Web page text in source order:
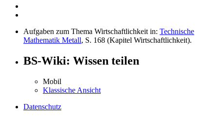
Aufgaben zum Thema Wirtschaftlichkeit in: Technische
Mathematik Metall, S. 168 (Kapitel Wirtschaftlichkeit).
BS-Wiki: Wissen teilen
Mobil
Klassische Ansicht
Datenschutz